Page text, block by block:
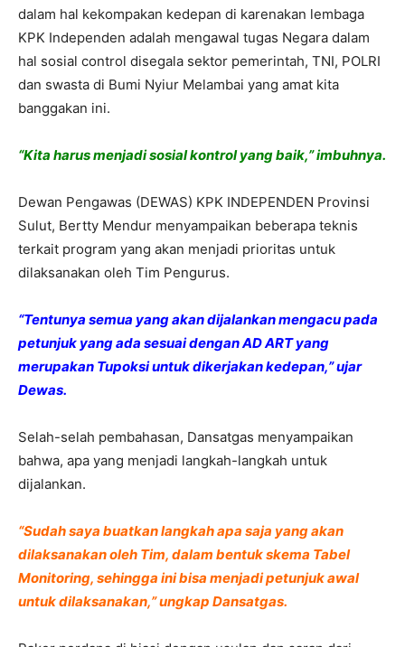
dalam hal kekompakan kedepan di karenakan lembaga
KPK Independen adalah mengawal tugas Negara dalam
hal sosial control disegala sektor pemerintah, TNI, POLRI
dan swasta di Bumi Nyiur Melambai yang amat kita
banggakan ini.
“Kita harus menjadi sosial kontrol yang baik,” imbuhnya.
Dewan Pengawas (DEWAS) KPK INDEPENDEN Provinsi
Sulut, Bertty Mendur menyampaikan beberapa teknis
terkait program yang akan menjadi prioritas untuk
dilaksanakan oleh Tim Pengurus.
“Tentunya semua yang akan dijalankan mengacu pada
petunjuk yang ada sesuai dengan AD ART yang
merupakan Tupoksi untuk dikerjakan kedepan,” ujar
Dewas.
Selah-selah pembahasan, Dansatgas menyampaikan
bahwa, apa yang menjadi langkah-langkah untuk
dijalankan.
“Sudah saya buatkan langkah apa saja yang akan
dilaksanakan oleh Tim, dalam bentuk skema Tabel
Monitoring, sehingga ini bisa menjadi petunjuk awal
untuk dilaksanakan,” ungkap Dansatgas.